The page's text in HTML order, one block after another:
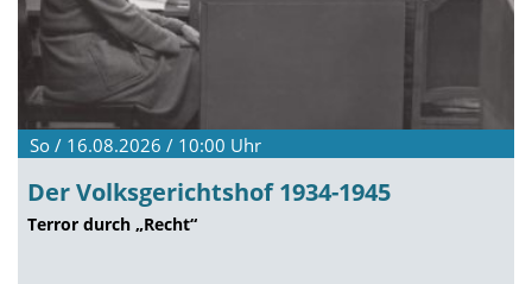
So / 16.08.2026 / 10:00 Uhr
Der Volksgerichtshof 1934-1945
Terror durch „Recht“